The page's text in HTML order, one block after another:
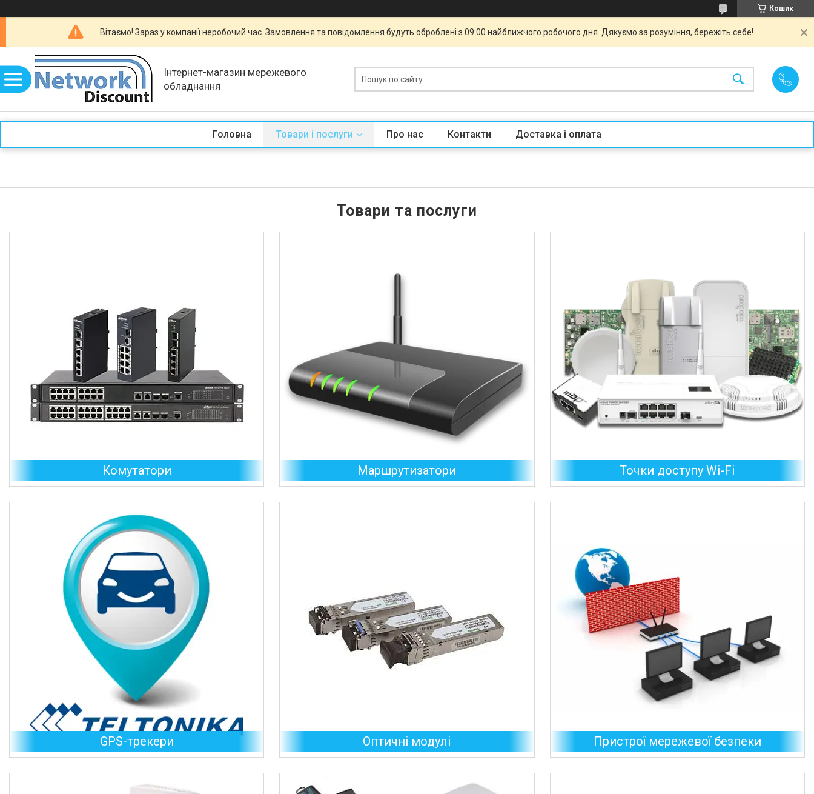
Кошик
Вітаємо! Зараз у компанії неробочий час. Замовлення та повідомлення будуть оброблені з 09:00 найближчого робочого дня. Дякуємо за розуміння, бережіть себе!
Інтернет-магазин мережевого
обладнання
Головна Товари і послуги Про нас Контакти Доставка і оплата
Товари та послуги
Комутатори Маршрутизатори Точки доступу Wi-Fi
GPS-трекери Оптичні модулі Пристрої мережевої безпеки